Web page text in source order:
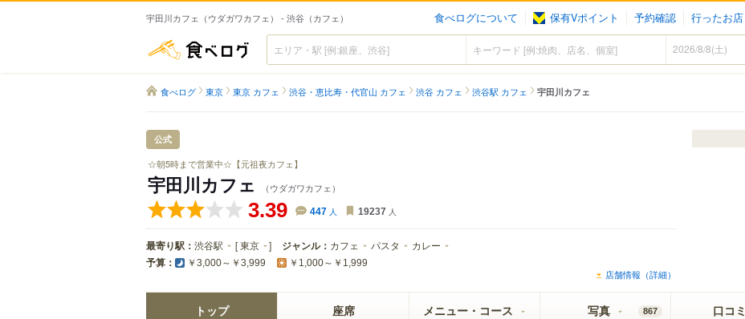
宇田川カフェ（ウダガワカフェ） - 渋谷（カフェ） 食べログについて 保有Vポイント 予約確認 行ったお店
食べログ
食べログ 東京 東京 カフェ 渋谷・恵比寿・代官山 カフェ 渋谷 カフェ 渋谷駅 カフェ 宇田川カフェ
公式
☆朝5時まで営業中☆【元祖夜カフェ】
宇田川カフェ （ウダガワカフェ）
3.39 447 人 19237 人
最寄り駅： 渋谷駅 [東京 ] ジャンル： カフェ パスタ カレー
予算： ￥3,000～￥3,999 ￥1,000～￥1,999
店舗情報（詳細）
トップ 座席 メニュー・コース 写真 867 口コミ